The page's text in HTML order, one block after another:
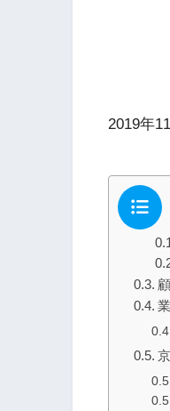
2019年